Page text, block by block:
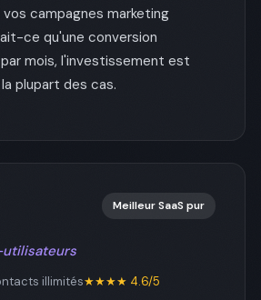
campagnes marketing
ce qu'une conversion
mois, l'investissement est
plupart des cas.
Meilleur SaaS pur
utilisateurs
illimités★★★★ 4.6/5